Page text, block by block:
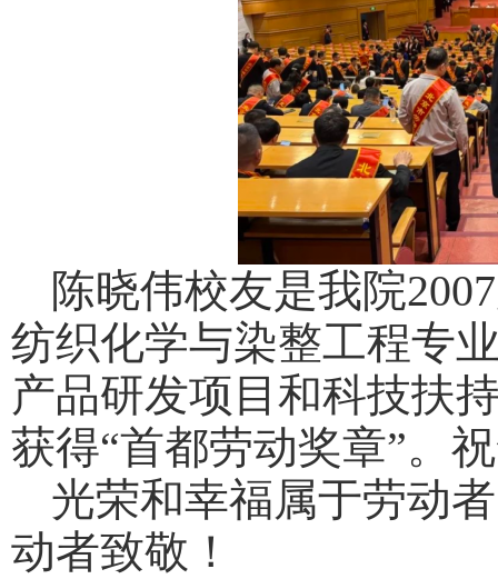
陈晓伟校友是我院
纺织化学与染整工程专
产品研发项目和科技扶
获得“首都劳动奖章”。
光荣和幸福属于劳动
动者致敬！